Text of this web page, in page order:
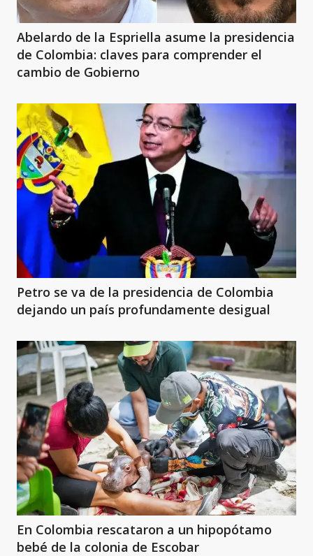
Abelardo de la Espriella asume la presidencia
de Colombia: claves para comprender el
cambio de Gobierno
Petro se va de la presidencia de Colombia
dejando un país profundamente desigual
En Colombia rescataron a un hipopótamo
bebé de la colonia de Escobar